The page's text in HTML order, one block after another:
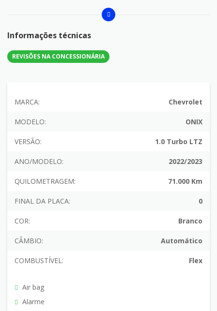
Informações técnicas
REVISÕES NA CONCESSIONÁRIA
MARCA: Chevrolet
MODELO: ONIX
VERSÃO: 1.0 Turbo LTZ
ANO/MODELO: 2022/2023
QUILOMETRAGEM: 71.000 Km
FINAL DA PLACA: 0
COR: Branco
CÂMBIO: Automático
COMBUSTÍVEL: Flex
Air bag
Alarme